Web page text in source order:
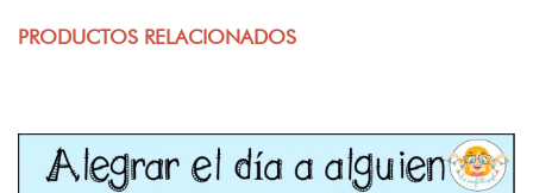
PRODUCTOS RELACIONADOS